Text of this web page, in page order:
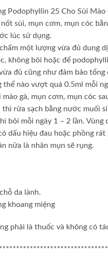
Podophyllin 25 Cho Sùi Mào
sùi, mụn cơm, mụn cóc
lúc sử dụng.
một lượng vừa đủ dung
không bôi hoặc để
đủ cũng như đảm bảo
nào vượt quá 0.5ml mỗi
gà, mụn cơm, mụn cóc
thì rửa sạch bằng nước muối
bôi mỗi ngày 1 – 2 lần.
dấu hiệu đau hoặc phồng
nữa là nhân mụn sẽ rụng.
da lành.
khoang miệng
phải là thuốc và không có